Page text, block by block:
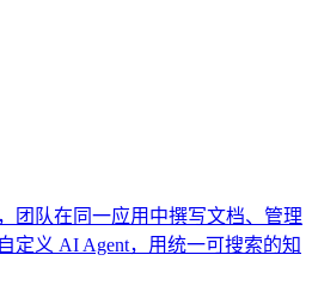
团队在同一应用中撰写文档、管理
定义 AI Agent，用统一可搜索的知